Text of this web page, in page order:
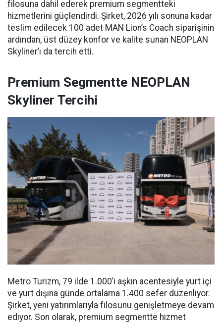
filosuna dahil ederek premium segmentteki
hizmetlerini güçlendirdi. Şirket, 2026 yılı sonuna kadar
teslim edilecek 100 adet MAN Lion’s Coach siparişinin
ardından, üst düzey konfor ve kalite sunan NEOPLAN
Skyliner’ı da tercih etti.
Premium Segmentte NEOPLAN
Skyliner Tercihi
Metro Turizm, 79 ilde 1.000’i aşkın acentesiyle yurt içi
ve yurt dışına günde ortalama 1.400 sefer düzenliyor.
Şirket, yeni yatırımlarıyla filosunu genişletmeye devam
ediyor. Son olarak, premium segmentte hizmet